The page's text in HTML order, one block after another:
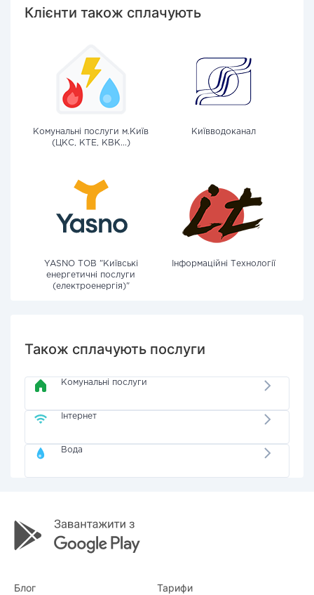
Клієнти також сплачують
Комунальні послуги м.Київ
(ЦКС, КТЕ, КВК...)
Київводоканал
YASNO ТОВ "Київські
енергетичні послуги
(електроенергія)"
Інформаційні Технології
Також сплачують послуги
Комунальні послуги
Інтернет
Вода
Блог Тарифи